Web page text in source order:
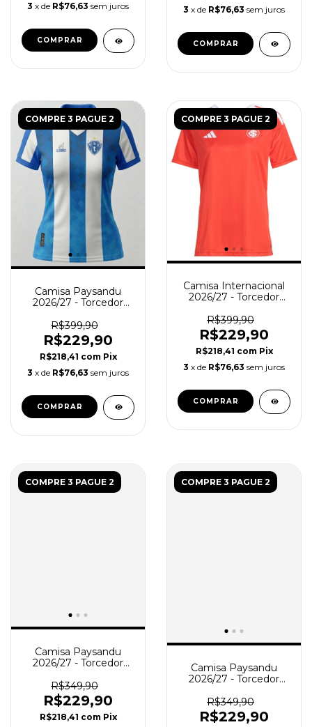
3 x de R$76,63 sem juros
COMPRAR
3 x de R$76,63 sem juros
COMPRAR
COMPRE 3 PAGUE 2
Camisa Paysandu
2026/27 - Torcedor
R$399,90
R$229,90
R$218,41 com Pix
3 x de R$76,63 sem juros
COMPRAR
COMPRE 3 PAGUE 2
Camisa Internacional
2026/27 - Torcedor
R$399,90
R$229,90
R$218,41 com Pix
3 x de R$76,63 sem juros
COMPRAR
COMPRE 3 PAGUE 2
Camisa Paysandu
2026/27 - Torcedor
R$349,90
R$229,90
R$218,41 com Pix
COMPRE 3 PAGUE 2
Camisa Paysandu
2026/27 - Torcedor
Branca
R$349,90
R$229,90